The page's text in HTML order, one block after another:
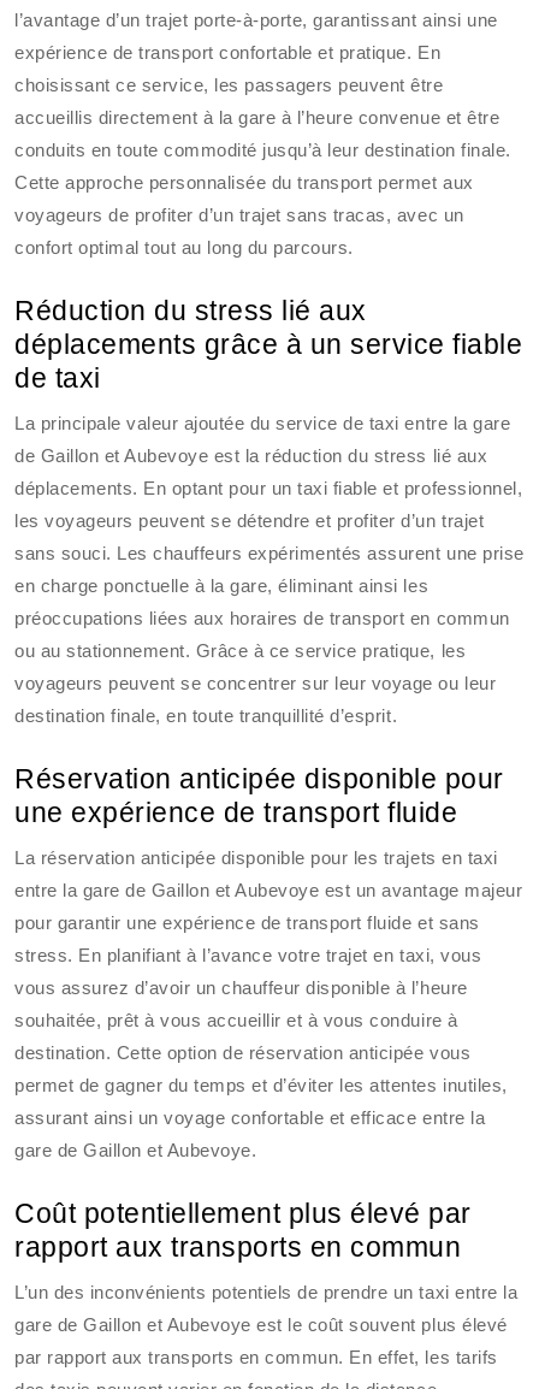
l’avantage d’un trajet porte-à-porte, garantissant ainsi une
expérience de transport confortable et pratique. En
choisissant ce service, les passagers peuvent être
accueillis directement à la gare à l’heure convenue et être
conduits en toute commodité jusqu’à leur destination finale.
Cette approche personnalisée du transport permet aux
voyageurs de profiter d’un trajet sans tracas, avec un
confort optimal tout au long du parcours.
Réduction du stress lié aux
déplacements grâce à un service fiable
de taxi
La principale valeur ajoutée du service de taxi entre la gare
de Gaillon et Aubevoye est la réduction du stress lié aux
déplacements. En optant pour un taxi fiable et professionnel,
les voyageurs peuvent se détendre et profiter d’un trajet
sans souci. Les chauffeurs expérimentés assurent une prise
en charge ponctuelle à la gare, éliminant ainsi les
préoccupations liées aux horaires de transport en commun
ou au stationnement. Grâce à ce service pratique, les
voyageurs peuvent se concentrer sur leur voyage ou leur
destination finale, en toute tranquillité d’esprit.
Réservation anticipée disponible pour
une expérience de transport fluide
La réservation anticipée disponible pour les trajets en taxi
entre la gare de Gaillon et Aubevoye est un avantage majeur
pour garantir une expérience de transport fluide et sans
stress. En planifiant à l’avance votre trajet en taxi, vous
vous assurez d’avoir un chauffeur disponible à l’heure
souhaitée, prêt à vous accueillir et à vous conduire à
destination. Cette option de réservation anticipée vous
permet de gagner du temps et d’éviter les attentes inutiles,
assurant ainsi un voyage confortable et efficace entre la
gare de Gaillon et Aubevoye.
Coût potentiellement plus élevé par
rapport aux transports en commun
L’un des inconvénients potentiels de prendre un taxi entre la
gare de Gaillon et Aubevoye est le coût souvent plus élevé
par rapport aux transports en commun. En effet, les tarifs